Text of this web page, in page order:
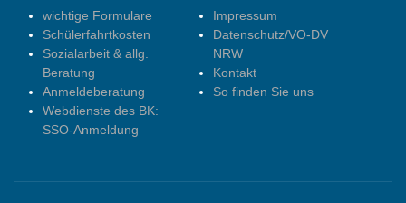
wichtige Formulare
Schülerfahrtkosten
Sozialarbeit & allg.
Beratung
Anmeldeberatung
Webdienste des BK:
SSO-Anmeldung
Impressum
Datenschutz/VO-DV
NRW
Kontakt
So finden Sie uns